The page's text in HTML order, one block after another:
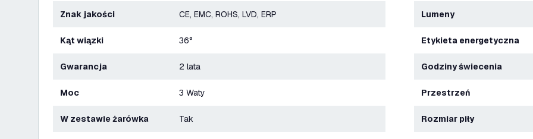
Znak jakości CE, EMC, ROHS, LVD, ERP
Kąt wiązki 36°
Gwarancja 2 lata
Moc 3 Waty
W zestawie żarówka Tak
Lumeny
Etykieta energetyczna
Godziny świecenia
Przestrzeń
Rozmiar piły